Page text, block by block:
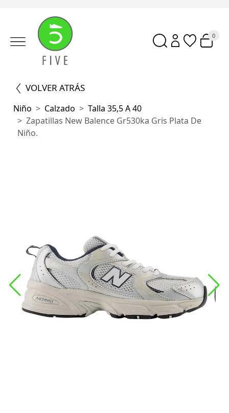
0
VOLVER ATRÁS
Niño Calzado
Talla 35,5 A 40
Zapatillas New Balence Gr530ka Gris Plata De
Niño.